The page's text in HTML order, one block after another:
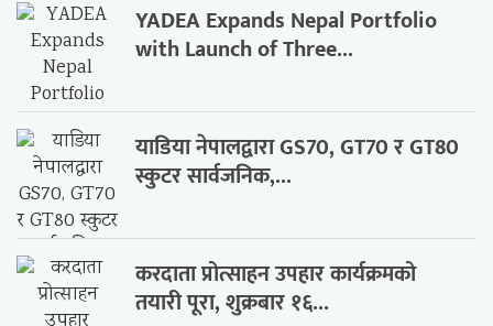
YADEA Expands Nepal Portfolio
with Launch of Three...
याडिया नेपालद्वारा GS70, GT70 र GT80
स्कुटर सार्वजनिक,...
करदाता प्रोत्साहन उपहार कार्यक्रमको
तयारी पूरा, शुक्रबार १६...